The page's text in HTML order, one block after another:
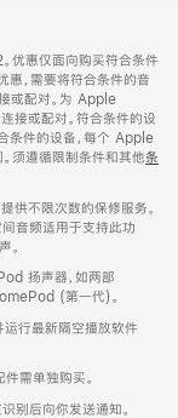
优惠仅面向购买符合条件
，需要将符合条件的音
或配对。为 Apple
接或配对。符合条件的设
条件的设备，每个 Apple
须遵循限制条件和其他条
不限次数的保修服务。
音频适用于支持此功
。
扬声器，如两部
(第一代)。
行最新隔空播放软件
需单独购买。
别后向你发送通知。